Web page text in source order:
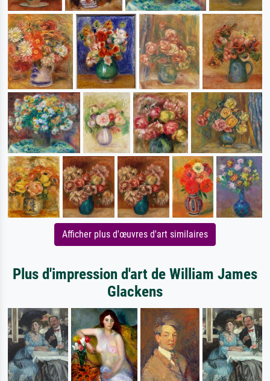
Afficher plus d'œuvres d'art similaires
Plus d'impression d'art de William James
Glackens